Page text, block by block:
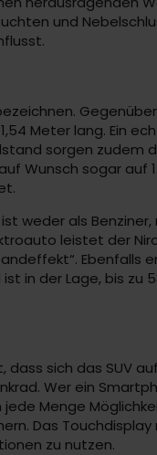
und
Meter lang. Ein
sorgen zudem
sogar auf
weder als
leistet der
Ebenfalls
der Lage, bis zu
sich das SUV
Wer ein
Menge
Das
zu nutzen.